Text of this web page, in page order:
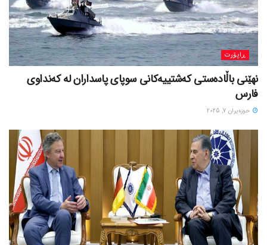
ڕاپۆرت
نهێنی باڵادەستی کەشتییەکانی سوپای پاسداران لە کەنداوی
فارس
حوزه‌یران 7, 2025